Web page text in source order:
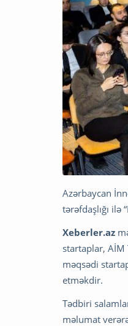
Azərbaycan
tərəfdaşlığı
Xeberler.az
startaplar, AİM
məqsədi
etməkdir.
Tədbiri
məlumat